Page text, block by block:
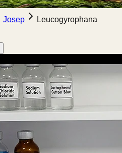
Josep
Leucogyrophana